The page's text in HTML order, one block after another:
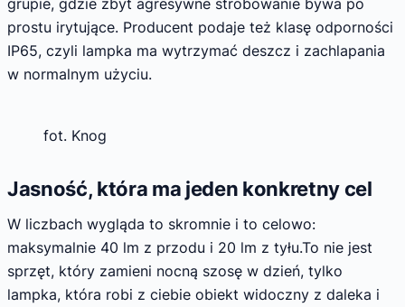
prostu irytujące. Producent podaje też klasę odporności
IP65, czyli lampka ma wytrzymać deszcz i zachlapania
w normalnym użyciu.
fot. Knog
Jasność, która ma jeden konkretny cel
W liczbach wygląda to skromnie i to celowo:
maksymalnie 40 lm z przodu i 20 lm z tyłu.To nie jest
sprzęt, który zamieni nocną szosę w dzień, tylko
lampka, która robi z ciebie obiekt widoczny z daleka i